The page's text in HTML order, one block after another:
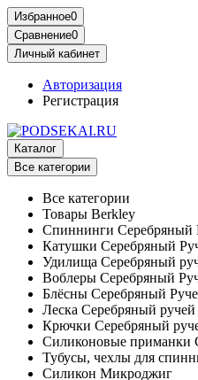
Избранное0
Сравнение0
Личный кабинет
Авторизация
Регистрация
Каталог
Все категории
Все категории
Товары Berkley
Спиннинги Серебряный
Катушки Серебряный
Удилища Серебряный
Воблеры Серебряный
Блёсны Серебряный
Леска Серебряный ручей
Крючки Серебряный
Силиконовые приманки
Тубусы, чехлы для
Силикон Микроджиг